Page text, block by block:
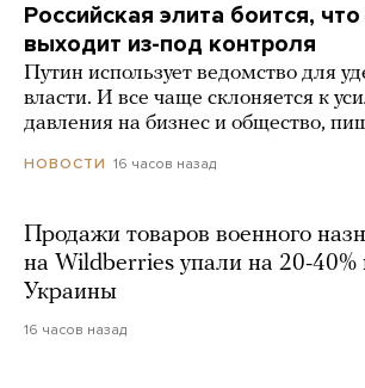
Российская элита боится,
выходит из-под контроля
Путин использует ведомство для
власти. И все чаще склоняется к
давления на бизнес и общество,
НОВОСТИ 16 часов назад
Продажи товаров военного
на Wildberries упали на 20-40%
Украины
16 часов назад